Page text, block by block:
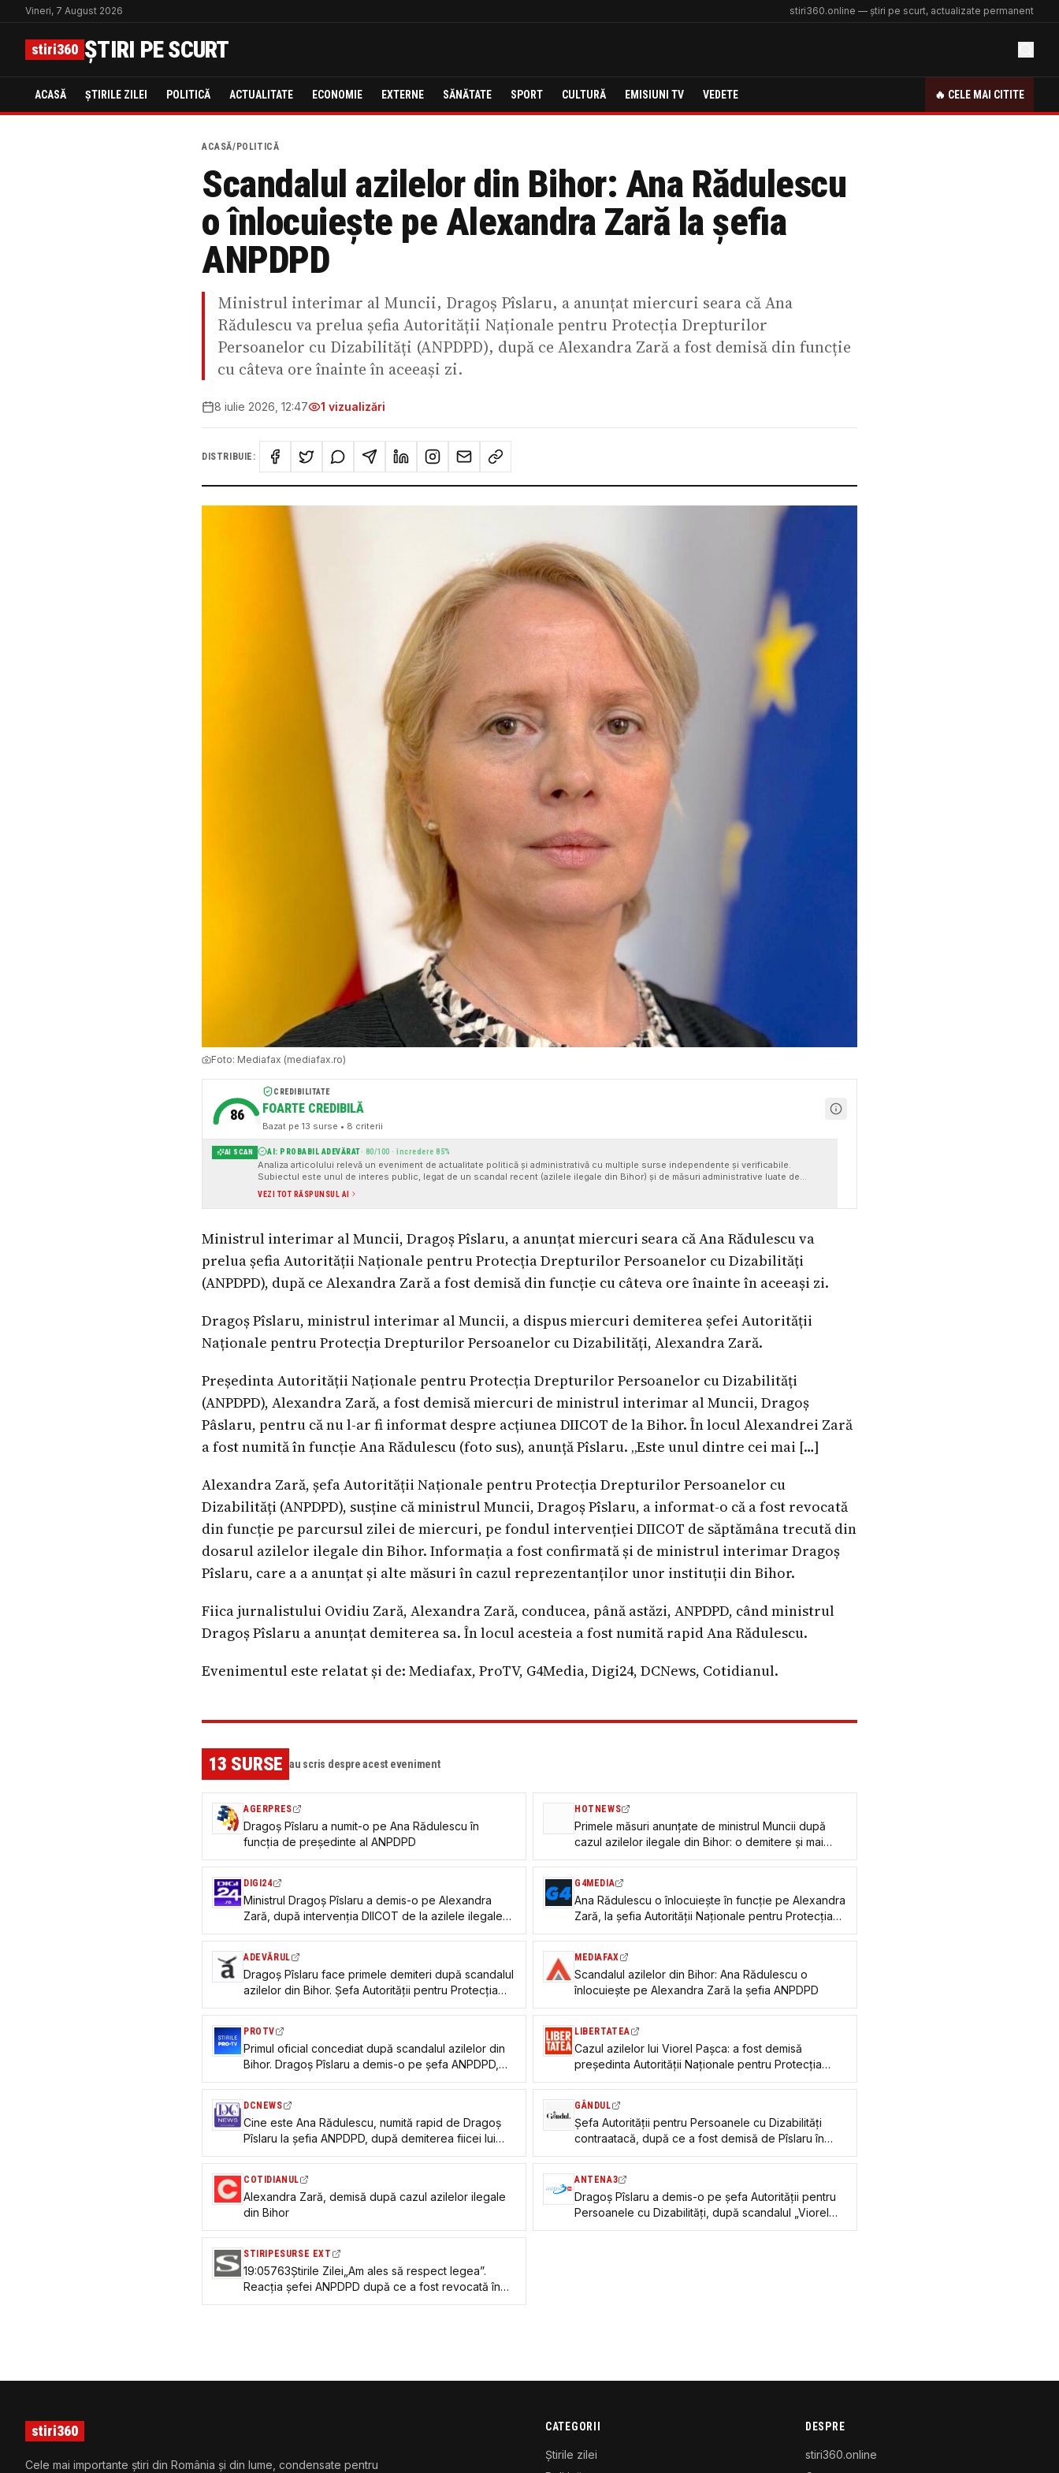
Vineri, 7 August 2026 stiri360.online — știri pe scurt, actualizate permanent
stiri360 ȘTIRI PE SCURT
ACASĂ ȘTIRILE ZILEI POLITICĂ ACTUALITATE ECONOMIE EXTERNE SĂNĂTATE SPORT CULTURĂ EMISIUNI TV VEDETE 🔥 CELE MAI CITITE
ACASĂ/ POLITICĂ
Scandalul azilelor din Bihor: Ana Rădulescu
o înlocuiește pe Alexandra Zară la șefia
ANPDPD
Ministrul interimar al Muncii, Dragoș Pîslaru, a anunțat miercuri seara că Ana
Rădulescu va prelua șefia Autorității Naționale pentru Protecția Drepturilor
Persoanelor cu Dizabilități (ANPDPD), după ce Alexandra Zară a fost demisă din funcție
cu câteva ore înainte în aceeași zi.
8 iulie 2026, 12:47 1 vizualizări
DISTRIBUIE:
Foto: Mediafax (mediafax.ro)
86
CREDIBILITATE
FOARTE CREDIBILĂ
Bazat pe 13 surse • 8 criterii
AI SCAN AI: PROBABIL ADEVĂRAT· 80/100 · încredere85%
Analiza articolului relevă un eveniment de actualitate politică și administrativă cu multiple surse independente și verificabile.
Subiectul este unul de interes public, legat de un scandal recent (azilele ilegale din Bihor) și de măsuri administrative luate de
ministrul interimar al Muncii. Articolul citează surse instituționale și mass-media reputate, oferind atribuiri clare și detalii concrete.
Deși există mici neconcordanțe în prezentarea numelui ministrului (Pîslaru vs. Pâslaru), acestea nu
VEZI TOT RĂSPUNSUL AI
Ministrul interimar al Muncii, Dragoș Pîslaru, a anunțat miercuri seara că Ana Rădulescu va
prelua șefia Autorității Naționale pentru Protecția Drepturilor Persoanelor cu Dizabilități
(ANPDPD), după ce Alexandra Zară a fost demisă din funcție cu câteva ore înainte în aceeași zi.
Dragoș Pîslaru, ministrul interimar al Muncii, a dispus miercuri demiterea șefei Autorității
Naționale pentru Protecția Drepturilor Persoanelor cu Dizabilități, Alexandra Zară.
Președinta Autorității Naționale pentru Protecția Drepturilor Persoanelor cu Dizabilități
(ANPDPD), Alexandra Zară, a fost demisă miercuri de ministrul interimar al Muncii, Dragoș
Pâslaru, pentru că nu l-ar fi informat despre acțiunea DIICOT de la Bihor. În locul Alexandrei Zară
a fost numită în funcție Ana Rădulescu (foto sus), anunță Pîslaru. „Este unul dintre cei mai […]
Alexandra Zară, șefa Autorității Naționale pentru Protecția Drepturilor Persoanelor cu
Dizabilități (ANPDPD), susține că ministrul Muncii, Dragoș Pîslaru, a informat-o că a fost revocată
din funcție pe parcursul zilei de miercuri, pe fondul intervenției DIICOT de săptămâna trecută din
dosarul azilelor ilegale din Bihor. Informația a fost confirmată și de ministrul interimar Dragoș
Pîslaru, care a a anunțat și alte măsuri în cazul reprezentanților unor instituții din Bihor.
Fiica jurnalistului Ovidiu Zară, Alexandra Zară, conducea, până astăzi, ANPDPD, când ministrul
Dragoș Pîslaru a anunțat demiterea sa. În locul acesteia a fost numită rapid Ana Rădulescu.
Evenimentul este relatat și de: Mediafax, ProTV, G4Media, Digi24, DCNews, Cotidianul.
13 SURSE au scris despre acest eveniment
AGERPRES
Dragoș Pîslaru a numit-o pe Ana Rădulescu în
funcția de președinte al ANPDPD
HOTNEWS
Primele măsuri anunțate de ministrul Muncii după
cazul azilelor ilegale din Bihor: o demitere și mai
multe solicitări de sancțiuni
DIGI24
Ministrul Dragoș Pîslaru a demis-o pe Alexandra
Zară, după intervenția DIICOT de la azilele ilegale
din Bihor. Ce motiv ar fi invocat
G4MEDIA
Ana Rădulescu o înlocuiește în funcție pe Alexandra
Zară, la șefia Autorității Naționale pentru Protecția
Drepturilor Persoanelor cu Dizabilități, în urma
ADEVĂRUL
Dragoș Pîslaru face primele demiteri după scandalul
azilelor din Bihor. Șefa Autorității pentru Protecția
Persoanelor cu Dizabilități, revocată din funcție
MEDIAFAX
Scandalul azilelor din Bihor: Ana Rădulescu o
înlocuiește pe Alexandra Zară la șefia ANPDPD
PROTV
Primul oficial concediat după scandalul azilelor din
Bihor. Dragoș Pîslaru a demis-o pe șefa ANPDPD,
Alexandra Zară
LIBERTATEA
Cazul azilelor lui Viorel Pașca: a fost demisă
președinta Autorității Naționale pentru Protecția
Drepturilor Persoanelor cu Dizabilități. Reacția
DCNEWS
Cine este Ana Rădulescu, numită rapid de Dragoș
Pîslaru la șefia ANPDPD, după demiterea fiicei lui
Zară
GÂNDUL
Șefa Autorității pentru Persoanele cu Dizabilități
contraatacă, după ce a fost demisă de Pîslaru în
scandalul Azilelor Groazei din Bihor. Senatoarea
COTIDIANUL
Alexandra Zară, demisă după cazul azilelor ilegale
din Bihor
ANTENA3
Dragoș Pîslaru a demis-o pe șefa Autorității pentru
Persoanele cu Dizabilități, după scandalul „Viorel
Pașca și azilele groazei”
STIRIPESURSE EXT
19:05763Știrile Zilei„Am ales să respect legea”.
Reacția șefei ANPDPD după ce a fost revocată în
urma anchetei DIICOT din Bihor: „Dacă îl informam
stiri360
Cele mai importante știri din România și din lume, condensate pentru
CATEGORII
Știrile zilei
DESPRE
stiri360.online